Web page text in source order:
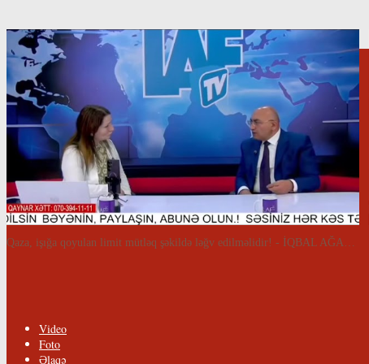
Qaza, işığa qoyulan limit mütləq şəkildə ləğv edilməlidir! - İQBAL AĞAZADƏ
Video
Foto
Əlaqə